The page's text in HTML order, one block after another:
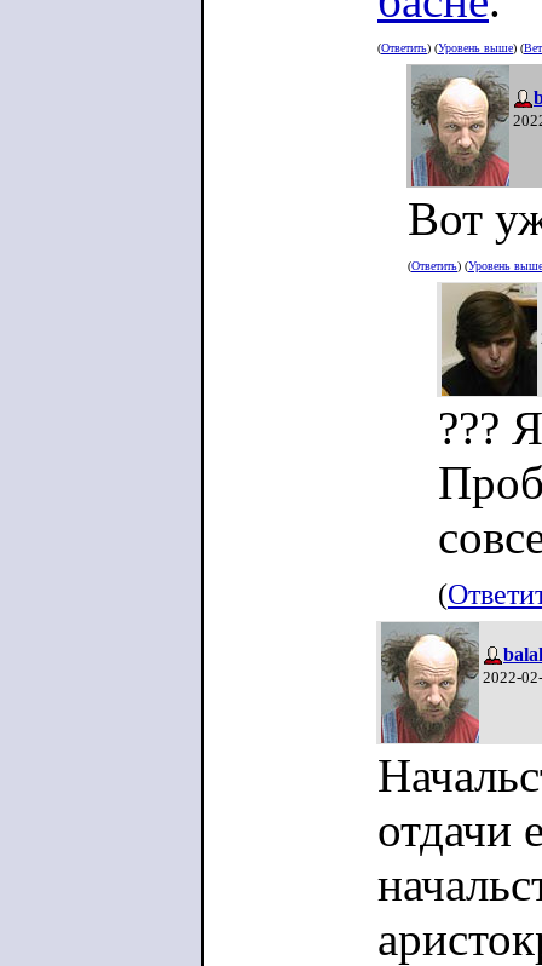
(Ответить) (Уровень выше) (
Вот
(Ответить) (Уровень выше
???
(
2022-
отдачи